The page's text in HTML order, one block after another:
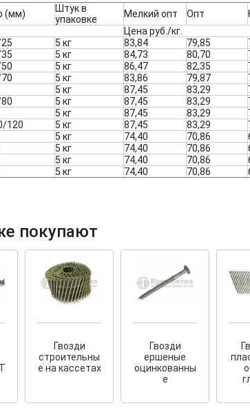
Cкрытый крепеж
Крепление террас и фасадов
У нас появилсяскрытый
крепеж для деревянных террас
(мм)
Штук в
упаковке
Мелкий опт Опт
Цена руб./кг.
5 кг 83,84 79,85
5 кг 84,73 80,70
5 кг 86,47 82,35
5 кг 83,86 79,87
5 кг 87,45 83,29
5 кг 87,45 83,29
5 кг 87,45 83,29
120
5 кг 87,45 83,29
5 кг 74,40 70,86
5 кг 74,40 70,86
5 кг 74,40 70,86
5 кг 74,40 70,86
покупают
Гвозди
строительны
е на кассетах
Гвозди
ершеные
оцинкованны
е